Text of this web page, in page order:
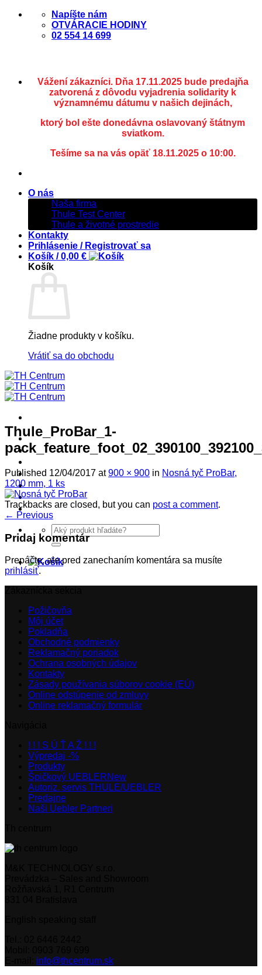
Skip
Napíšte nám
OTVÁRACIE HODINY
02 554 14 699
Vážení zákazníci. Dňa 17.11.2025 bude predajňa
zatvorená z dôvodu vyjadrenia solidarity k
významnému dátumu v našich dejinách,
ktorý bol ešte donedávna oslavovaný štátnym
sviatkom.
Tešíme sa na vás opäť 18.11.2025 o 10:00.
O nás
Naša firma
Thule Test Center
Thule a životné prostredie
Kontakty
Prihlásenie / Registrovať sa
Košík /0,00 €
Košík
Žiadne produkty v košíku.
Vrátiť sa do obchodu
! ! ! S Ú Ť A Ž ! ! !
Výpredaj -%
Špičkový UEBLER
Autoriz. servis THULE/UEBLER
Predajne
Naši Uebler Partneri
Hľadať:
Thule_ProBar_1-
Published 12/04/2017 at900 × 900 in Nosná tyč ProBar,
1200 mm, 1 ks
Trackbacks are closed, but you can post a comment.
← Previous
Pridaj komentár
Prepáčte, ale pred zanechaním komentára sa musíte
prihlásiť.
Požičovňa
Môj účet
Pokladňa
Obchodné podmienky
Reklamačný poriadok
Ochrana osobných údajov
Kontakty
Zásady používania súborov cookie (EÚ)
Online odstúpenie od zmluvy
Online reklamačný formulár
! ! ! S Ú Ť A Ž ! ! !
Výpredaj -%
Produkty
Špičkový UEBLER
Autoriz. servis THULE/UEBLER
Predajne
Naši Uebler Partneri
info@thcentrum.sk